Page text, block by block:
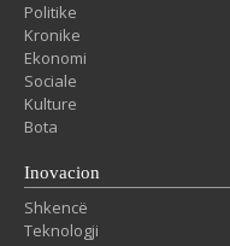
Politike
Kronike
Ekonomi
Sociale
Kulture
Bota
Inovacion
Shkencë
Teknologji